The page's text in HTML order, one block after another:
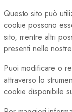
Questo sito può
cookie possono
sito, mentre altri
presenti nelle
Puoi modificare o
attraverso lo
cookie disponibile